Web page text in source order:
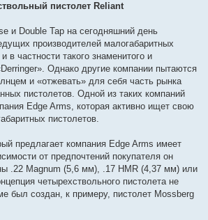
пистолет Reliant
и Double Tap на сегодняшний день
производителей малогабаритных
в частности такого знаменитого и
Однако другие компании пытаются
и «отжевать» для себя часть рынка
пистолетов. Одной из таких компаний
Edge Arms, которая активно ищет свою
пистолетов.
предлагает компания Edge Arms имеет
от предпочтений покупателя он
.22 Magnum (5,6 мм), .17 HMR (4,37 мм) или
четырехствольного пистолета не
был создан, к примеру, пистолет Mossberg